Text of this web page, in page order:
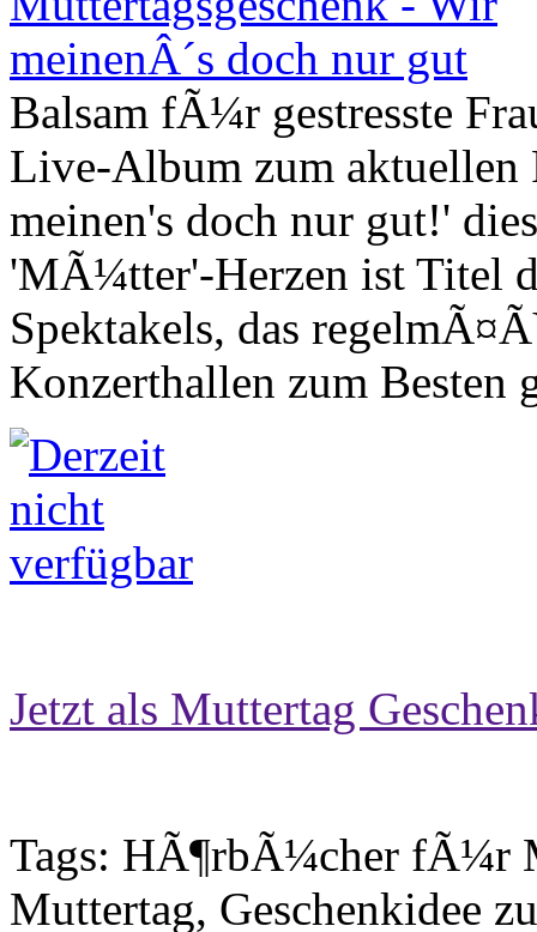
Balsam fÃ¼r gestresste
Live-Album zum
meinen's doch nur gut!'
'MÃ¼tter'-Herzen ist Titel
Spektakels, das
Konzerthallen zum Besten
Jetzt als Muttertag
Tags: HÃ¶rbÃ¼cher fÃ¼r
Muttertag, Geschenkidee